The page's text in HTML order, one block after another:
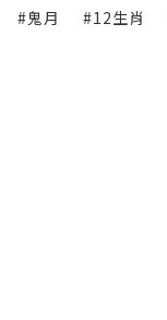
#鬼月 #12生肖